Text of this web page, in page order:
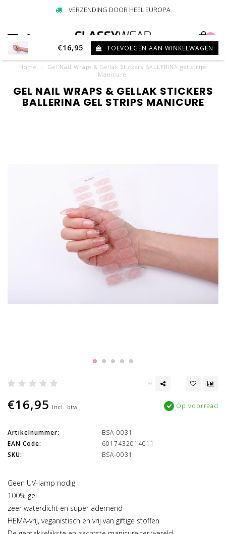
VERZENDING DOOR HEEL EUROPA
Home
Gel Nail Wraps & Gellak Stickers BALLERINA gel strips
Manicure
€16,95 TOEVOEGEN AAN WINKELWAGEN
GEL NAIL WRAPS & GELLAK STICKERS
BALLERINA GEL STRIPS MANICURE
€16,95 Incl. btw Op voorraad
Artikelnummer:
BSA-0031
EAN Code:
6017432014011
SKU:
BSA-0031
Geen UV-lamp nodig
100% gel
zeer waterdicht en super ademend
HEMA-vrij, veganistisch en vrij van giftige stoffen